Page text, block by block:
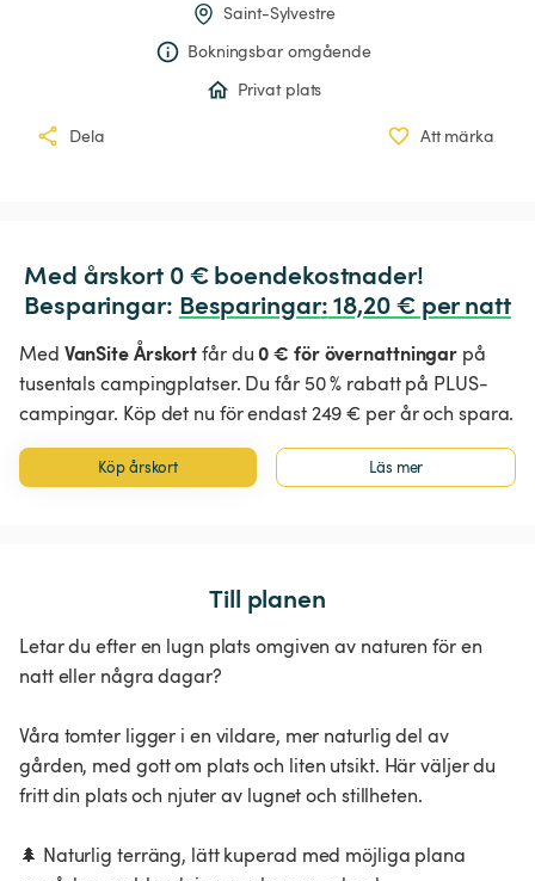
Saint-Sylvestre
Bokningsbar omgående
Privat plats
Dela Att märka
Med årskort 0 € boendekostnader!
Besparingar: Besparingar: 18,20 € per natt
Med VanSite Årskortfår du0 € för övernattningar på
tusentals campingplatser. Du får 50 % rabatt på PLUS-
campingar. Köp det nu för endast 249 € per år och spara.
Köp årskort Läs mer
Till planen
Letar du efter en lugn plats omgiven av naturen för en
natt eller några dagar?
Våra tomter ligger i en vildare, mer naturlig del av
gården, med gott om plats och liten utsikt. Här väljer du
fritt din plats och njuter av lugnet och stillheten.
🌲 Naturlig terräng, lätt kuperad med möjliga plana